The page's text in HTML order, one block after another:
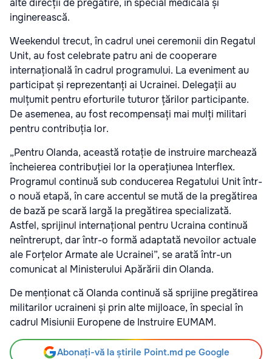
inginerească.
Weekendul trecut, în cadrul unei ceremonii din Regatul
Unit, au fost celebrate patru ani de cooperare
internațională în cadrul programului. La eveniment au
participat și reprezentanți ai Ucrainei. Delegații au
mulțumit pentru eforturile tuturor țărilor participante.
De asemenea, au fost recompensați mai mulți militari
pentru contribuția lor.
„Pentru Olanda, această rotație de instruire marchează
încheierea contribuției lor la operațiunea Interflex.
Programul continuă sub conducerea Regatului Unit într-
o nouă etapă, în care accentul se mută de la pregătirea
de bază pe scară largă la pregătirea specializată.
Astfel, sprijinul internațional pentru Ucraina continuă
neîntrerupt, dar într-o formă adaptată nevoilor actuale
ale Forțelor Armate ale Ucrainei”, se arată într-un
comunicat al Ministerului Apărării din Olanda.
De menționat că Olanda continuă să sprijine pregătirea
militarilor ucraineni și prin alte mijloace, în special în
cadrul Misiunii Europene de Instruire EUMAM.
Abonați-vă la știrile Point.md pe Google